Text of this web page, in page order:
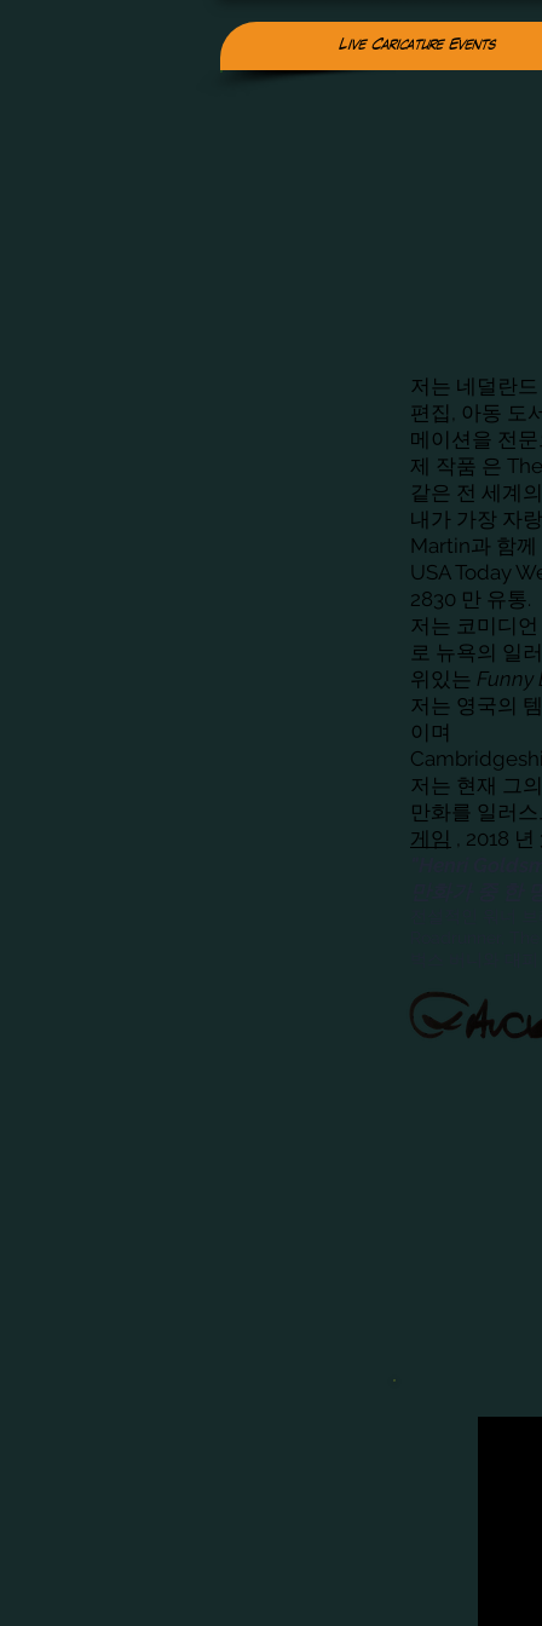
Live Caricature Events
저는 네덜란
편집, 아동 도
메이션을 전
제 작품 은
같은 전 세계
내가 가장 자
Martin과 함께
USA Today
2830 만 유통.
저는 코미디
로 뉴욕의 일
위있는 Funny
저는 영국의
이며
저는 현재 그
만화를 일러
게임 , 2018